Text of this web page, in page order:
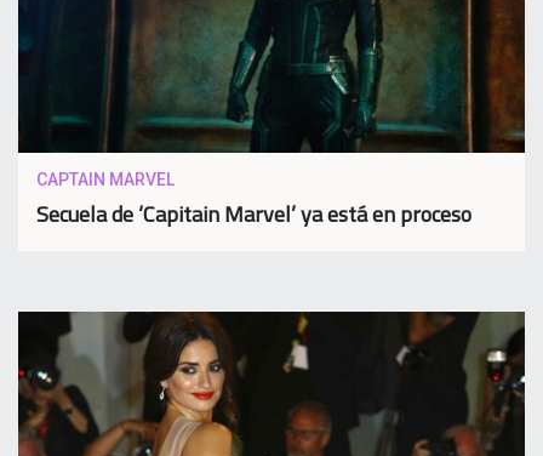
CAPTAIN MARVEL
Secuela de ‘Capitain Marvel’ ya está en proceso